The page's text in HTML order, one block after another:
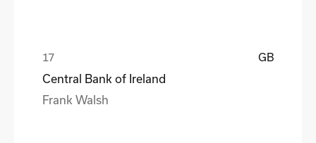
GB
Central Bank of Ireland
Frank Walsh